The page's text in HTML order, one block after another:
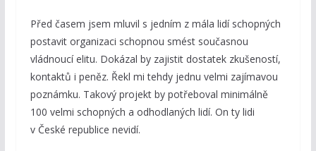
Před časem jsem mluvil s jedním z mála lidí schopných
postavit organizaci schopnou smést současnou
vládnoucí elitu. Dokázal by zajistit dostatek zkušeností,
kontaktů i peněz. Řekl mi tehdy jednu velmi zajímavou
poznámku. Takový projekt by potřeboval minimálně
100 velmi schopných a odhodlaných lidí. On ty lidi
v České republice nevidí.